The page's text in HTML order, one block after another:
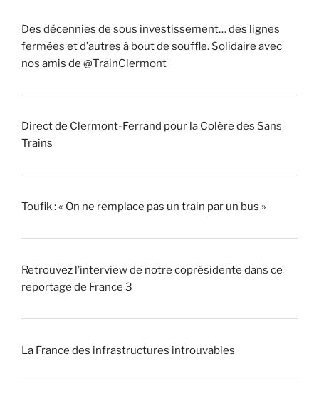
Des décennies de sous investissement… des lignes
fermées et d’autres à bout de souffle. Solidaire avec
nos amis de @TrainClermont
Direct de Clermont-Ferrand pour la Colère des Sans
Trains
Toufik : « On ne remplace pas un train par un bus »
Retrouvez l’interview de notre coprésidente dans ce
reportage de France 3
La France des infrastructures introuvables